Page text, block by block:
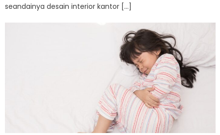
seandainya desain interior kantor […]